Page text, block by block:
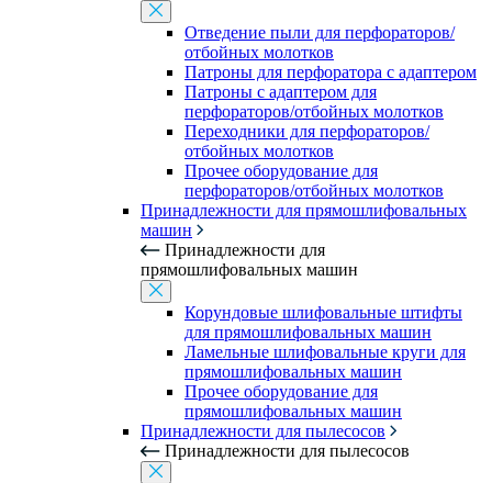
Отведение пыли для перфораторов/
отбойных молотков
Патроны для перфоратора с адаптером
Патроны с адаптером для
перфораторов/отбойных молотков
Переходники для перфораторов/
отбойных молотков
Прочее оборудование для
перфораторов/отбойных молотков
Принадлежности для прямошлифовальных
машин
Принадлежности для
прямошлифовальных машин
Корундовые шлифовальные штифты
для прямошлифовальных машин
Ламельные шлифовальные круги для
прямошлифовальных машин
Прочее оборудование для
прямошлифовальных машин
Принадлежности для пылесосов
Принадлежности для пылесосов